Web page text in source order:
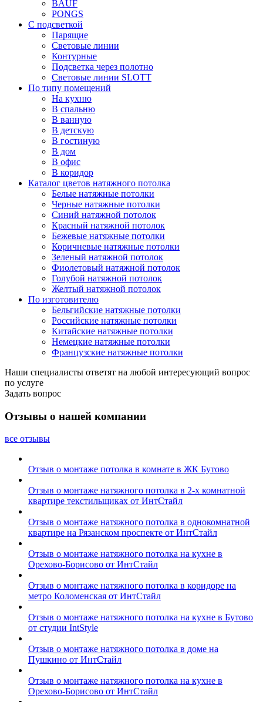
BAUF
PONGS
С подсветкой
Парящие
Световые линии
Контурные
Подсветка через полотно
Световые линии SLOTT
По типу помещений
На кухню
В спальню
В ванную
В детскую
В гостиную
В дом
В офис
В коридор
Каталог цветов натяжного потолка
Белые натяжные потолки
Черные натяжные потолки
Синий натяжной потолок
Красный натяжной потолок
Бежевые натяжные потолки
Коричневые натяжные потолки
Зеленый натяжной потолок
Фиолетовый натяжной потолок
Голубой натяжной потолок
Желтый натяжной потолок
По изготовителю
Бельгийские натяжные потолки
Российские натяжные потолки
Китайские натяжные потолки
Немецкие натяжные потолки
Французские натяжные потолки
Наши специалисты ответят на любой интересующий вопрос
по услуге
Задать вопрос
Отзывы о нашей компании
все отзывы
Отзыв о монтаже потолка в комнате в ЖК Бутово
Отзыв о монтаже натяжного потолка в 2-х комнатной
квартире текстильщиках от ИнтСтайл
Отзыв о монтаже натяжного потолка в однокомнатной
квартире на Рязанском проспекте от ИнтСтайл
Отзыв о монтаже натяжного потолка на кухне в
Орехово-Борисово от ИнтСтайл
Отзыв о монтаже натяжного потолка в коридоре на
метро Коломенская от ИнтСтайл
Отзыв о монтаже натяжного потолка на кухне в Бутово
от студии IntStyle
Отзыв о монтаже натяжного потолка в доме на
Пушкино от ИнтСтайл
Отзыв о монтаже натяжного потолка на кухне в
Орехово-Борисово от ИнтСтайл